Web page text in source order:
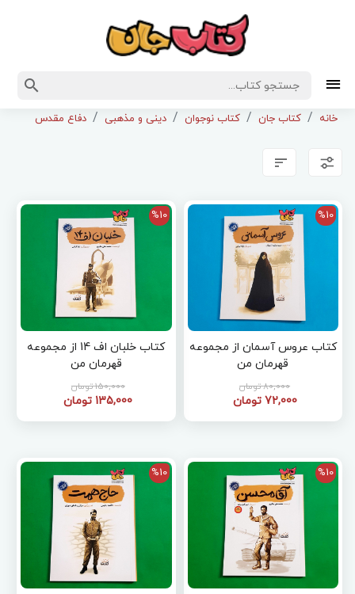
خانه کتاب جان کتاب نوجوان دینی و مذهبی دفاع مقدس
%10
کتاب عروس آسمان از مجموعه
قهرمان من
80,000 تومان
72,000 تومان
%10
کتاب خلبان اف 14 از مجموعه
قهرمان من
150,000 تومان
135,000 تومان
%10
%10